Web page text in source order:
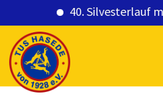
40. Silvesterlauf mit
content